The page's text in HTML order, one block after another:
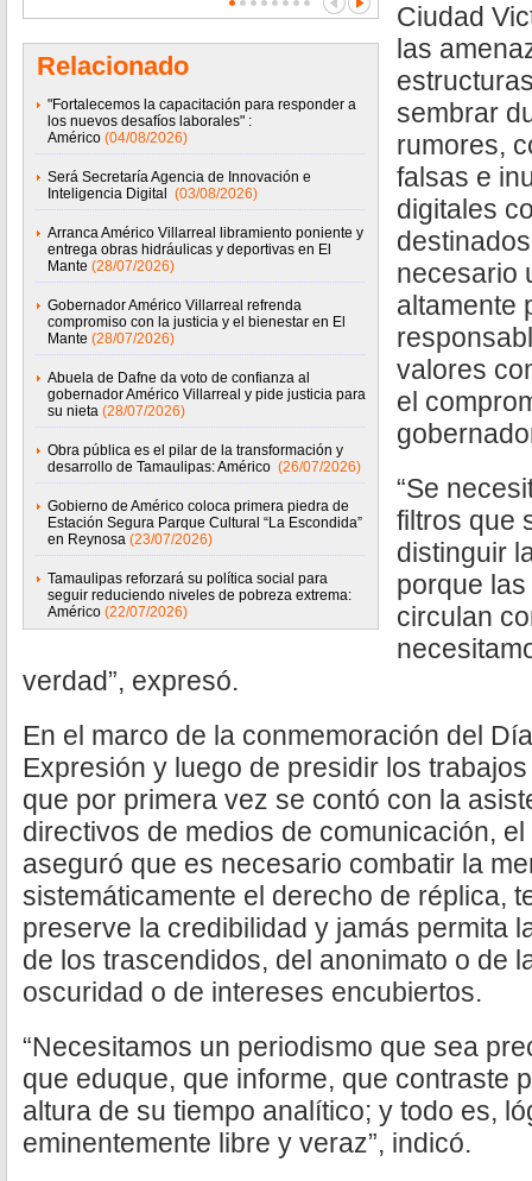
Relacionado
"Fortalecemos la capacitación para responder a
los nuevos desafíos laborales" :
Américo (04/08/2026)
Será Secretaría Agencia de Innovación e
Inteligencia Digital
(03/08/2026)
Arranca Américo Villarreal libramiento poniente y
entrega obras hidráulicas y deportivas en El
Mante (28/07/2026)
Gobernador Américo Villarreal refrenda
compromiso con la justicia y el bienestar en El
Mante (28/07/2026)
Abuela de Dafne da voto de confianza al
gobernador Américo Villarreal y pide justicia para
su nieta (28/07/2026)
Obra pública es el pilar de la transformación y
desarrollo de Tamaulipas: Américo (26/07/2026)
Gobierno de Américo coloca primera piedra de
Estación Segura Parque Cultural “La Escondida”
en Reynosa (23/07/2026)
Tamaulipas reforzará su política social para
seguir reduciendo niveles de pobreza extrema:
Américo (22/07/2026)
Ciudad
las
sembrar
rumores,
falsas e
digitales
necesario
altamente
valores
el
“Se
filtros que
distinguir
porque
circulan
verdad”, expresó.
En el marco de la conmemoración del
Expresión y luego de presidir los
que por primera vez se contó con la
directivos de medios de comunicación,
aseguró que es necesario combatir la
sistemáticamente el derecho de réplica,
preserve la credibilidad y jamás permita
de los trascendidos, del anonimato o de
oscuridad o de intereses encubiertos.
“Necesitamos un periodismo que sea
que eduque, que informe, que contraste
altura de su tiempo analítico; y todo es,
eminentemente libre y veraz”, indicó.